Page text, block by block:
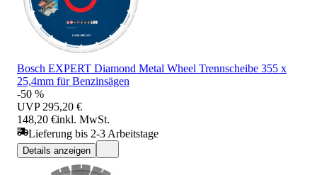
Bosch EXPERT Diamond Metal Wheel Trennscheibe 355 x
25,4mm für Benzinsägen
-50 %
UVP 295,20 €
148,20 €inkl. MwSt.
Lieferung bis 2-3 Arbeitstage
Details anzeigen